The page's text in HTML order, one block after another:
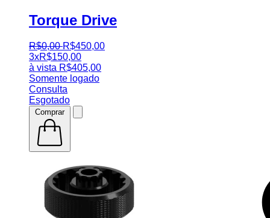
Torque Drive
R$0,00 R$450,00
3xR$150,00
à vista R$405,00
Somente logado
Consulta
Esgotado
Comprar